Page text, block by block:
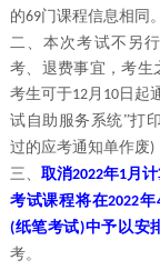
的69门课程信息相同。
二、本次考试不另
考、退费事宜，考生
考生可于12月 10 日起
试自助服务系统”打
过的应考通知单作废)
三、 取消2022年1月
考试课程将在2022年
(纸笔考试)中予以安
考。